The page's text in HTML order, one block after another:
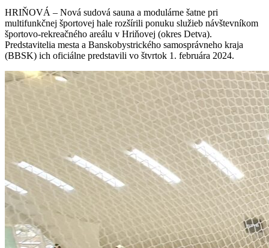
HRIŇOVÁ – Nová sudová sauna a modulárne šatne pri
multifunkčnej športovej hale rozšírili ponuku služieb návštevníkom
športovo-rekreačného areálu v Hriňovej (okres Detva).
Predstavitelia mesta a Banskobystrického samosprávneho kraja
(BBSK) ich oficiálne predstavili vo štvrtok 1. februára 2024.